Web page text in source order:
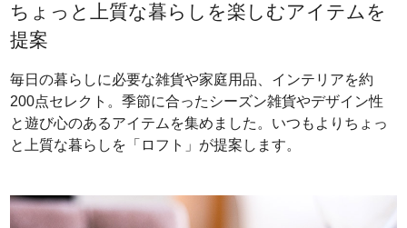
ちょっと上質な暮らしを楽しむアイテムを
提案
毎日の暮らしに必要な雑貨や家庭用品、インテリアを約
200点セレクト。季節に合ったシーズン雑貨やデザイン性
と遊び心のあるアイテムを集めました。いつもよりちょっ
と上質な暮らしを「ロフト」が提案します。